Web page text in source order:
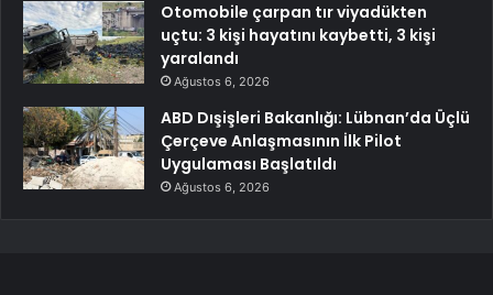
Otomobile çarpan tır viyadükten
uçtu: 3 kişi hayatını kaybetti, 3 kişi
yaralandı
Ağustos 6, 2026
ABD Dışişleri Bakanlığı: Lübnan’da Üçlü
Çerçeve Anlaşmasının İlk Pilot
Uygulaması Başlatıldı
Ağustos 6, 2026